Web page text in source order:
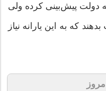
دولت پیش‌بینی کرده ولی
که به این یارانه نیاز